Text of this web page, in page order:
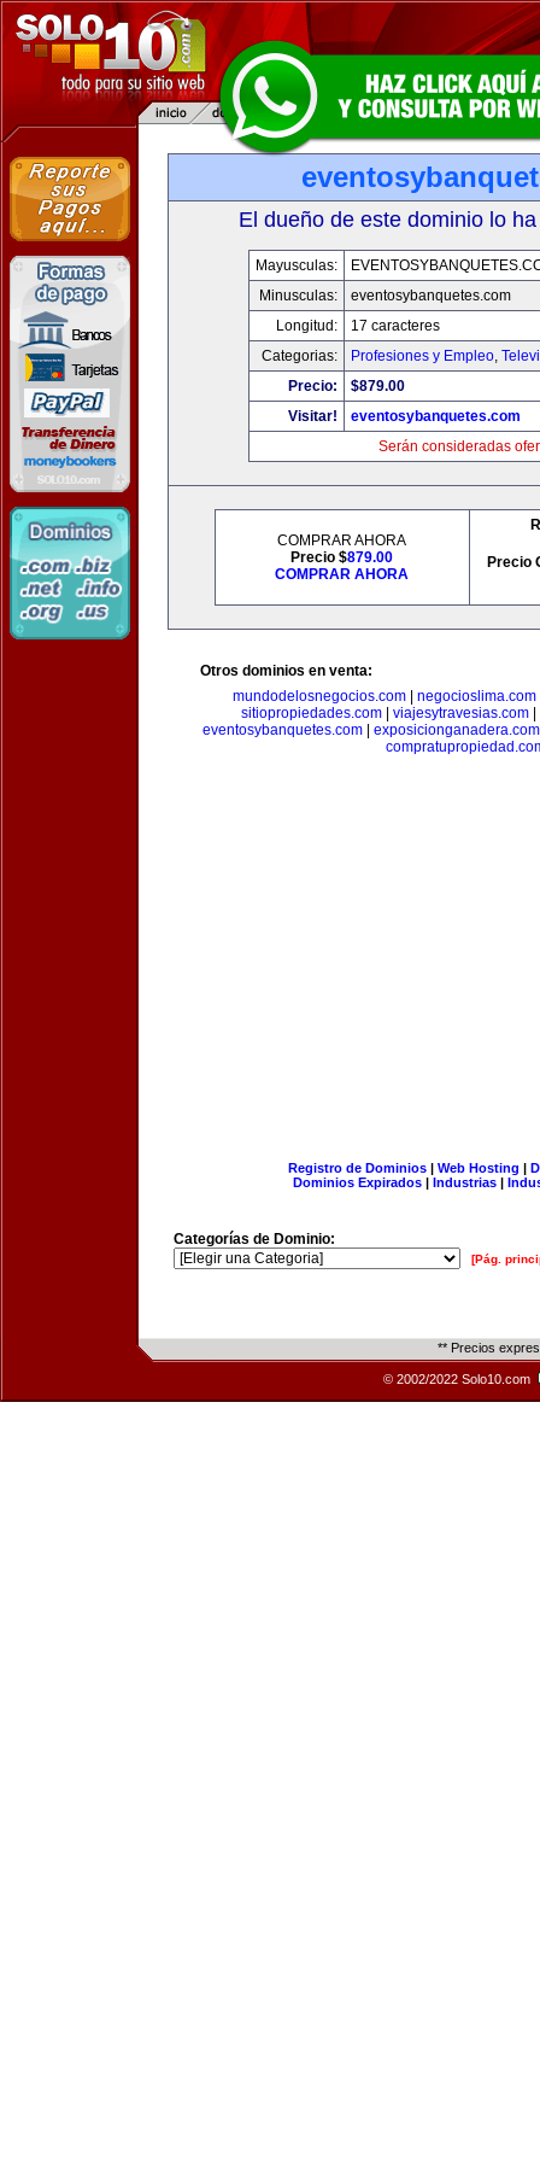
El dueño de este dominio lo
Mayusculas:
Minusculas:
eventosybanquetes.com
Longitud:
17 caracteres
Categorias:
Profesiones y Empleo,
Precio:
$879.00
Visitar!
eventosybanquetes.com
Serán consideradas
COMPRAR AHORA
Precio $879.00
COMPRAR AHORA
Precio
Otros dominios en venta:
mundodelosnegocios.com| negocioslima.com
sitiopropiedades.com| viajesytravesias.com|
eventosybanquetes.com| exposicionganadera.com
Registro de Dominios| Web Hosting |
Dominios Expirados | Industrias |
Categorías de Dominio:
[Pág.
** Precios
© 2002/2022 Solo10.com